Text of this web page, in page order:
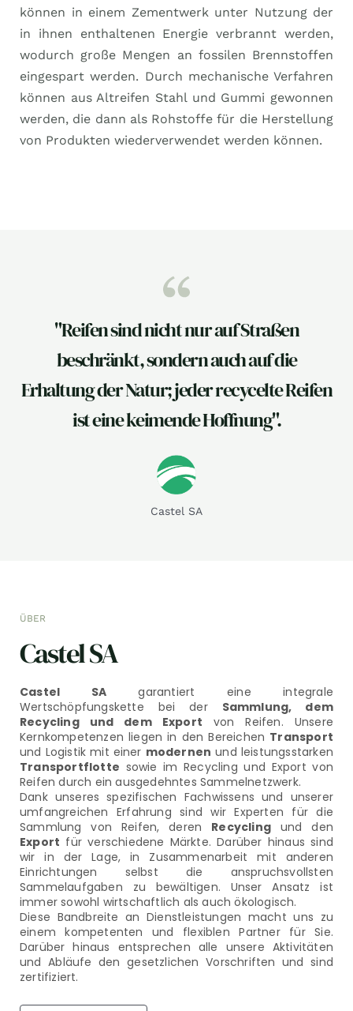
können in einem Zementwerk unter Nutzung der
in ihnen enthaltenen Energie verbrannt werden,
wodurch große Mengen an fossilen Brennstoffen
eingespart werden. Durch mechanische Verfahren
können aus Altreifen Stahl und Gummi gewonnen
werden, die dann als Rohstoffe für die Herstellung
von Produkten wiederverwendet werden können.
"Reifen sind nicht nur auf Straßen
beschränkt, sondern auch auf die
Erhaltung der Natur; jeder recycelte Reifen
ist eine keimende Hoffnung".
Castel SA
ÜBER
Castel SA
Castel SA garantiert eine integrale
Wertschöpfungskette bei der Sammlung, dem
Recycling und dem Export von Reifen. Unsere
Kernkompetenzen liegen in den Bereichen Transport
und Logistik mit einer modernen und leistungsstarken
Transportflotte sowie im Recycling und Export von
Reifen durch ein ausgedehntes Sammelnetzwerk.
Dank unseres spezifischen Fachwissens und unserer
umfangreichen Erfahrung sind wir Experten für die
Sammlung von Reifen, deren Recycling und den
Export für verschiedene Märkte. Darüber hinaus sind
wir in der Lage, in Zusammenarbeit mit anderen
Einrichtungen selbst die anspruchsvollsten
Sammelaufgaben zu bewältigen. Unser Ansatz ist
immer sowohl wirtschaftlich als auch ökologisch.
Diese Bandbreite an Dienstleistungen macht uns zu
einem kompetenten und flexiblen Partner für Sie.
Darüber hinaus entsprechen alle unsere Aktivitäten
und Abläufe den gesetzlichen Vorschriften und sind
zertifiziert.